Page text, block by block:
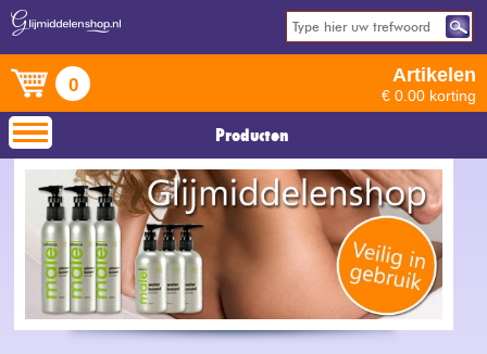
0 Artikelen
€ 0.00 korting
Producten